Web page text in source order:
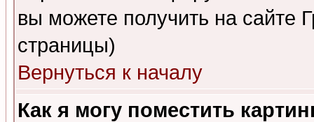
вы можете получить на сайте
страницы)
Вернуться к началу
Как я могу поместить